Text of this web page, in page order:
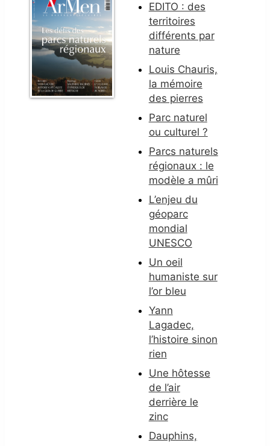
EDITO : des
territoires
différents par
nature
Louis Chauris,
la mémoire
des pierres
Parc naturel
ou culturel ?
Parcs naturels
régionaux : le
modèle a mûri
L’enjeu du
géoparc
mondial
UNESCO
Un oeil
humaniste sur
l’or bleu
Yann
Lagadec,
l’histoire sinon
rien
Une hôtesse
de l’air
derrière le
zinc
Dauphins,